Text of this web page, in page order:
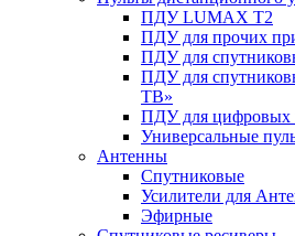
ПДУ LUMAX Т2
ПДУ для прочих
ПДУ для
ПДУ для
ТВ»
ПДУ для цифровых
Универсальные
Антенны
Спутниковые
Усилители для
Эфирные